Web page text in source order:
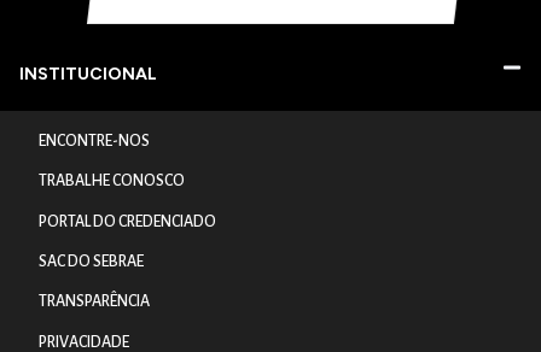
INSTITUCIONAL
ENCONTRE-NOS
TRABALHE CONOSCO
PORTAL DO CREDENCIADO
SAC DO SEBRAE
TRANSPARÊNCIA
PRIVACIDADE